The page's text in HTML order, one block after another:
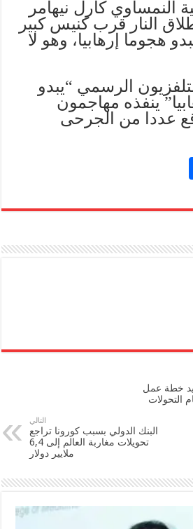
النمساوي كارل نيهامر
النار قرب كنيس كبير
هجوما إرهابيا، وهو لا
الرسمي “يبدو
ينفذه مهاجمون
عددا من الجرحى
re
خطة عمل
التحولات
التالي
البنك الدولي بسبب كورونا تراجع
تحويلات مغاربة العالم إلى 6,4
ملايير دولار